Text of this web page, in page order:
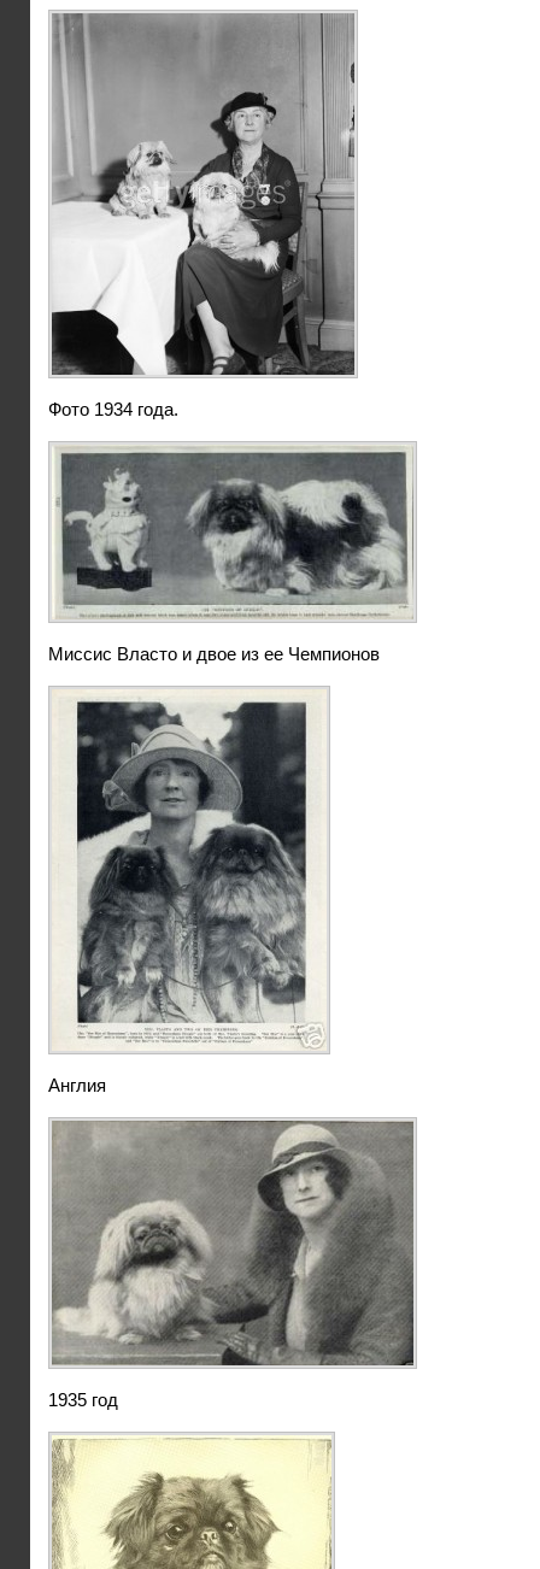
Фото 1934 года.
Миссис Власто и двое из ее Чемпионов
Англия
1935 год